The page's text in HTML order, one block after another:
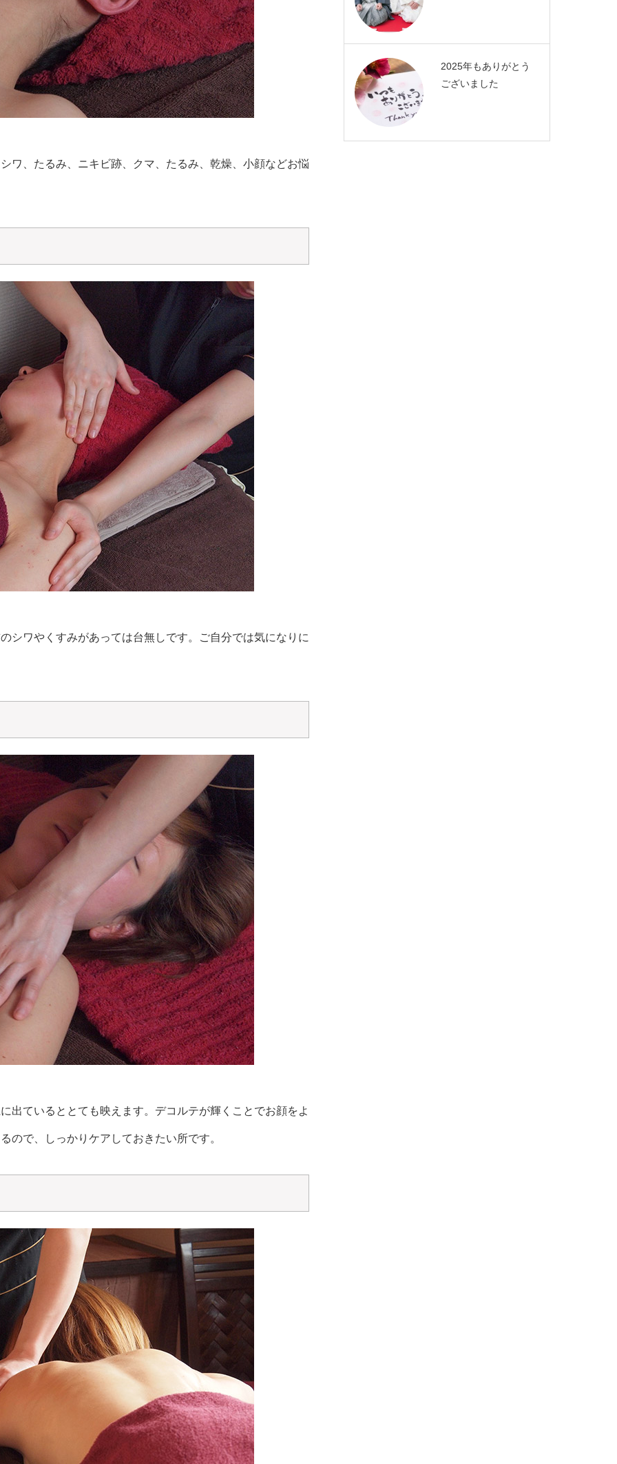
ワ、たるみ、ニキビ跡、クマ、たるみ、乾燥、小顔などお悩
シワやくすみがあっては台無しです。ご自分では気になりに
出ているととても映えます。デコルテが輝くことでお顔をよ
ので、しっかりケアしておきたい所です。
2025年もありがとう
ございました